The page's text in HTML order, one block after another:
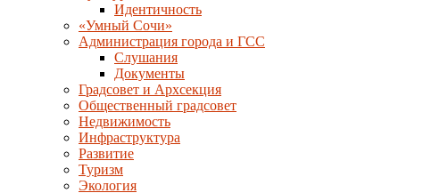
Идентичность
«Умный Сочи»
Администрация города и ГСС
Слушания
Документы
Градсовет и Архсекция
Общественный градсовет
Недвижимость
Инфраструктура
Развитие
Туризм
Экология